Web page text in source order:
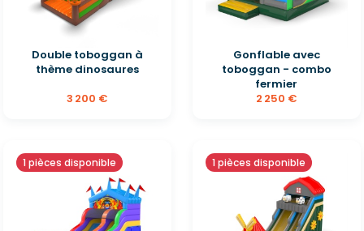
Double toboggan à
thème dinosaures
3 200 €
Gonflable avec
toboggan - combo
fermier
2 250 €
1 pièces disponible 1 pièces disponible